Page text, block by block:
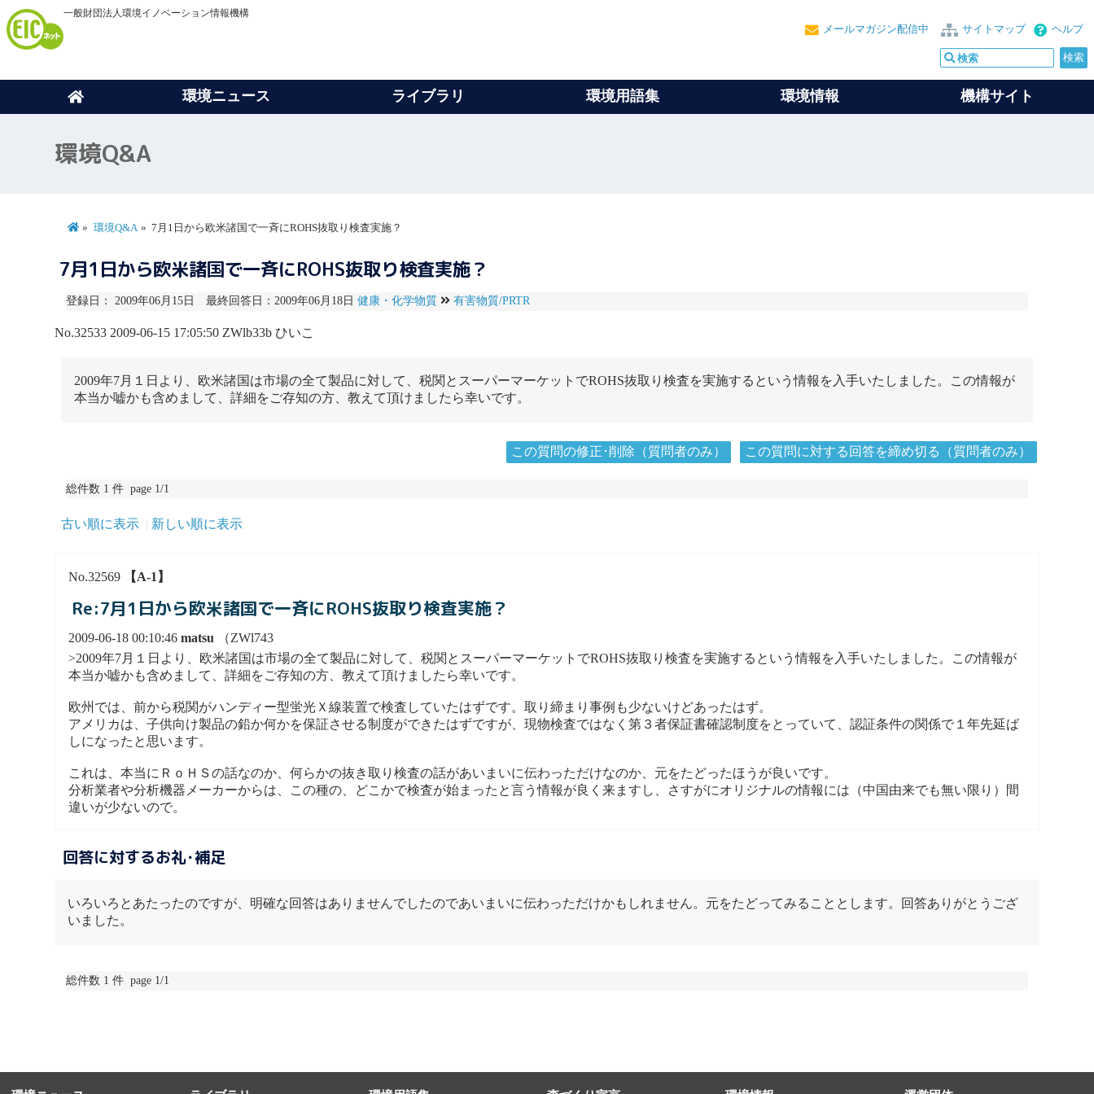
一般財団法人環境イノベーション情報機構
ヘルプ
サイトマップ
メールマガジン配信中
環境ニュース ライブラリ 環境用語集 環境情報 機構サイト
環境Q&A
環境Q&A 7月1日から欧米諸国で一斉にROHS抜取り検査実施？
7月1日から欧米諸国で一斉にROHS抜取り検査実施？
登録日： 2009年06月15日 最終回答日：2009年06月18日 健康・化学物質 有害物質/PRTR
No.32533 2009-06-15 17:05:50 ZWlb33b ひいこ
2009年7月１日より、欧米諸国は市場の全て製品に対して、税関とスーパーマーケットでROHS抜取り検査を実施するという情報を入手いたしました。この情報が
本当か嘘かも含めまして、詳細をご存知の方、教えて頂けましたら幸いです。
この質問の修正･削除（質問者のみ） この質問に対する回答を締め切る（質問者のみ）
総件数 1 件 page 1/1
古い順に表示 新しい順に表示
No.32569 【A-1】
Re:7月1日から欧米諸国で一斉にROHS抜取り検査実施？
2009-06-18 00:10:46matsu （ZWl743
>2009年7月１日より、欧米諸国は市場の全て製品に対して、税関とスーパーマーケットでROHS抜取り検査を実施するという情報を入手いたしました。この情報が
本当か嘘かも含めまして、詳細をご存知の方、教えて頂けましたら幸いです。
欧州では、前から税関がハンディー型蛍光Ｘ線装置で検査していたはずです。取り締まり事例も少ないけどあったはず。
アメリカは、子供向け製品の鉛か何かを保証させる制度ができたはずですが、現物検査ではなく第３者保証書確認制度をとっていて、認証条件の関係で１年先延ば
しになったと思います。
これは、本当にＲｏＨＳの話なのか、何らかの抜き取り検査の話があいまいに伝わっただけなのか、元をたどったほうが良いです。
分析業者や分析機器メーカーからは、この種の、どこかで検査が始まったと言う情報が良く来ますし、さすがにオリジナルの情報には（中国由来でも無い限り）間
違いが少ないので。
回答に対するお礼･補足
いろいろとあたったのですが、明確な回答はありませんでしたのであいまいに伝わっただけかもしれません。元をたどってみることとします。回答ありがとうござ
いました。
総件数 1 件 page 1/1